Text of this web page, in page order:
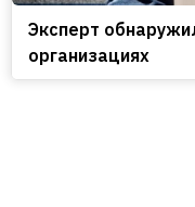
Эксперт
организациях